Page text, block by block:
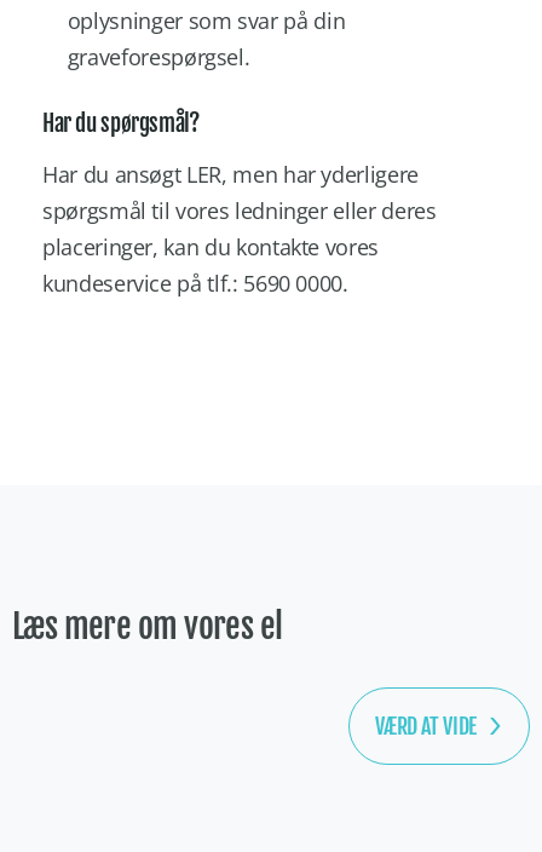
oplysninger som svar på din
graveforespørgsel.
Har du spørgsmål?
Har du ansøgt LER, men har yderligere
spørgsmål til vores ledninger eller deres
placeringer, kan du kontakte vores
kundeservice på tlf.: 5690 0000.
Læs mere om vores el
VÆRD AT VIDE